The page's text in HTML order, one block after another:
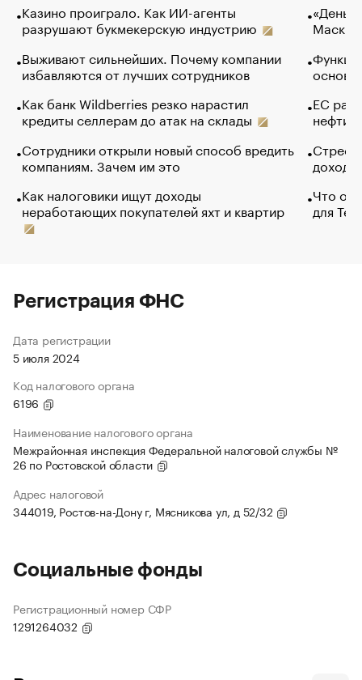
Казино проиграло. Как ИИ-агенты
разрушают букмекерскую индустрию
Выживают сильнейших. Почему компании
избавляются от лучших сотрудников
Как банк Wildberries резко нарастил
кредиты селлерам до атак на склады
Сотрудники открыли новый способ вредить
компаниям. Зачем им это
Как налоговики ищут доходы
неработающих покупателей яхт и квартир
Маск в
основ
ЕС
нефти
Что
для
Регистрация ФНС
Дата регистрации
5 июля 2024
Код налогового органа
6196
Наименование налогового органа
Межрайонная инспекция Федеральной налоговой службы №
26 по Ростовской области
Адрес налоговой
344019, Ростов-на-Дону г, Мясникова ул, д 52/32
Социальные фонды
Регистрационный номер СФР
1291264032